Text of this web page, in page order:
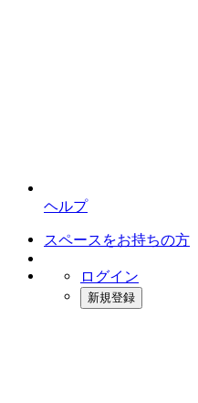
ヘルプ
スペースをお持ちの方
ログイン
新規登録